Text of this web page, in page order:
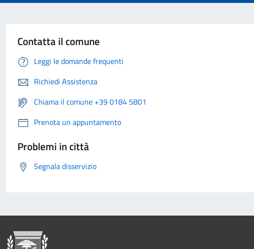
Contatta il comune
Leggi le domande frequenti
Richiedi Assistenza
Chiama il comune +39 0184 5801
Prenota un appuntamento
Problemi in città
Segnala disservizio